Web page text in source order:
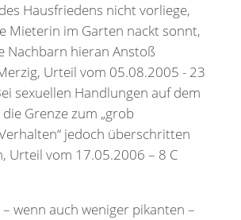
Hausfriedens nicht vorliege,
Mieterin im Garten nackt sonnt,
Nachbarn hieran Anstoß
Urteil vom 05.08.2005 - 23
sexuellen Handlungen auf dem
Grenze zum „grob
jedoch überschritten
Urteil vom 17.05.2006 – 8 C
wenn auch weniger pikanten –